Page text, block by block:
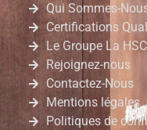
Qui Sommes-
Certifications
Le Groupe La HSC
Rejoignez-nous
Contactez-Nous
Mentions légales
Politiques de